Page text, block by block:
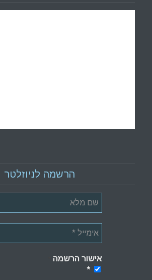
הרשמה לניוזלטר
אישור הרשמה
*